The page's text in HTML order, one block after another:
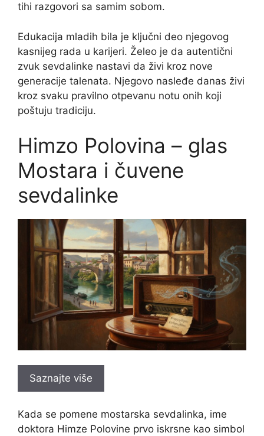
tihi razgovori sa samim sobom.
Edukacija mladih bila je ključni deo njegovog
kasnijeg rada u karijeri. Želeo je da autentični
zvuk sevdalinke nastavi da živi kroz nove
generacije talenata. Njegovo nasleđe danas živi
kroz svaku pravilno otpevanu notu onih koji
poštuju tradiciju.
Himzo Polovina – glas
Mostara i čuvene
sevdalinke
Saznajte više
Kada se pomene mostarska sevdalinka, ime
doktora Himze Polovine prvo iskrsne kao simbol